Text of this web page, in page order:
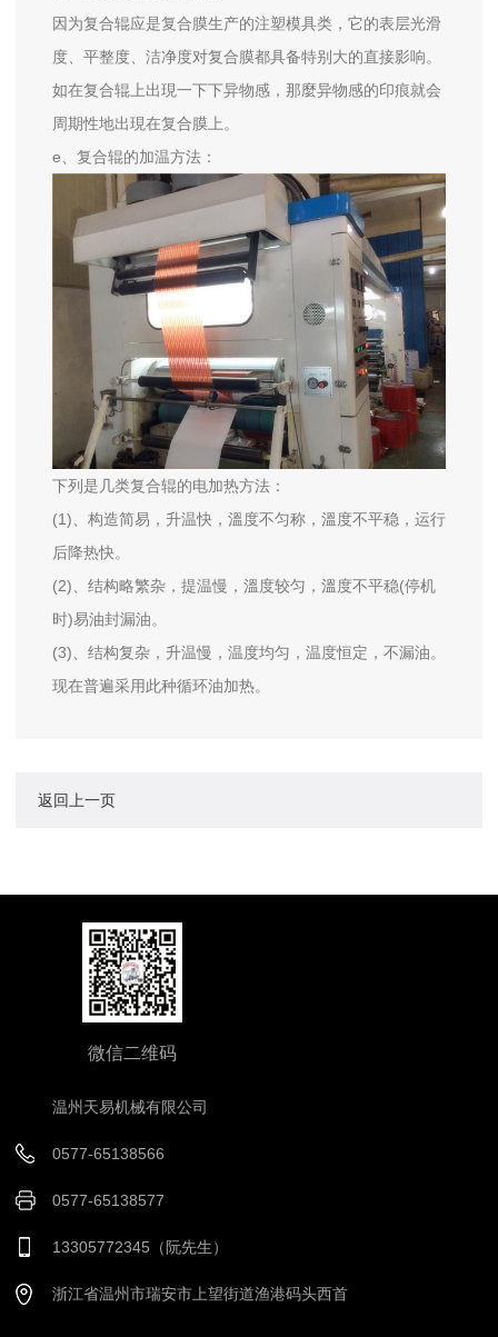
因为复合辊应是复合膜生产的注塑模具类，它的表层光滑
度、平整度、洁净度对复合膜都具备特别大的直接影响。
如在复合辊上出現一下下异物感，那麼异物感的印痕就会
周期性地出現在复合膜上。
e、复合辊的加温方法：
下列是几类复合辊的电加热方法：
(1)、构造简易，升温快，溫度不匀称，溫度不平稳，运行
后降热快。
(2)、结构略繁杂，提温慢，溫度较匀，溫度不平稳(停机
时)易油封漏油。
(3)、结构复杂，升温慢，温度均匀，温度恒定，不漏油。
现在普遍采用此种循环油加热。
返回上一页
微信二维码
温州天易机械有限公司
0577-65138566
0577-65138577
13305772345（阮先生）
浙江省温州市瑞安市上望街道渔港码头西首